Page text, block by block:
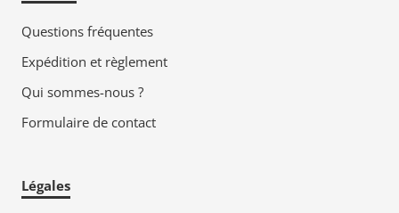
Questions fréquentes
Expédition et règlement
Qui sommes-nous ?
Formulaire de contact
Légales